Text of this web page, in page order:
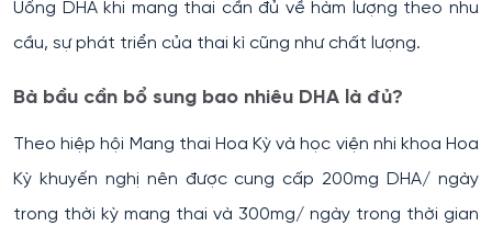
Uống DHA khi mang thai cần đủ về hàm lượng theo nhu
cầu, sự phát triển của thai kì cũng như chất lượng.
Bà bầu cần bổ sung bao nhiêu DHA là đủ?
Theo hiệp hội Mang thai Hoa Kỳ và học viện nhi khoa Hoa
Kỳ khuyến nghị nên được cung cấp 200mg DHA/ ngày
trong thời kỳ mang thai và 300mg/ ngày trong thời gian